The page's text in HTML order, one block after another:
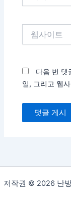
다음 번 댓
일, 그리고 웹
저작권 © 2026 난